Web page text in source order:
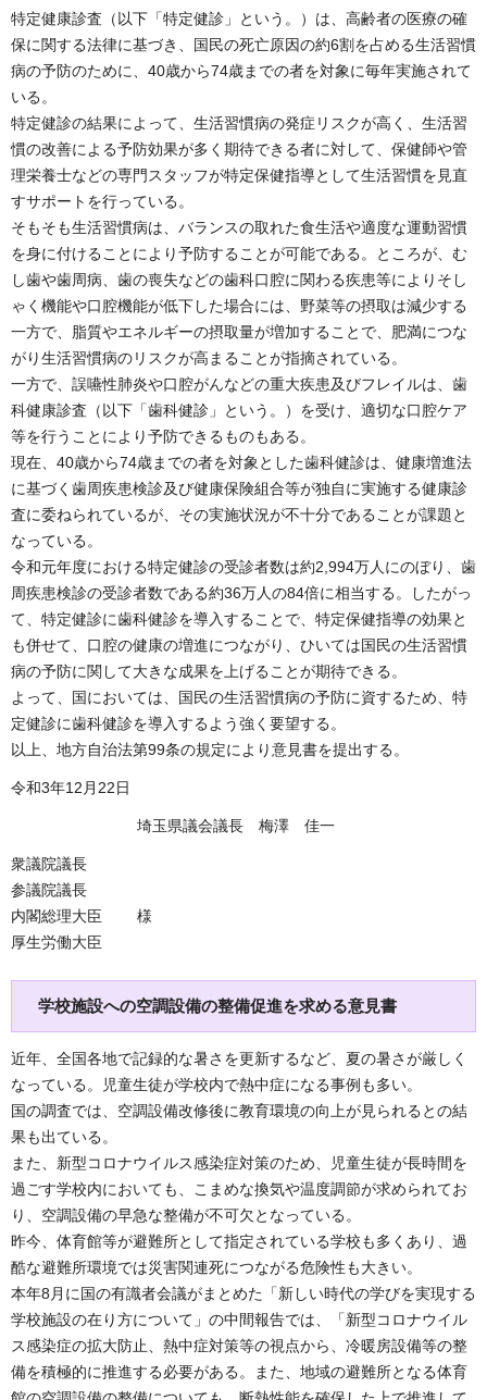
特定健康診査（以下「特定健診」という。）は、高齢者の医療の確
保に関する法律に基づき、国民の死亡原因の約6割を占める生活習慣
病の予防のために、40歳から74歳までの者を対象に毎年実施されて
いる。
特定健診の結果によって、生活習慣病の発症リスクが高く、生活習
慣の改善による予防効果が多く期待できる者に対して、保健師や管
理栄養士などの専門スタッフが特定保健指導として生活習慣を見直
すサポートを行っている。
そもそも生活習慣病は、バランスの取れた食生活や適度な運動習慣
を身に付けることにより予防することが可能である。ところが、む
し歯や歯周病、歯の喪失などの歯科口腔に関わる疾患等によりそし
ゃく機能や口腔機能が低下した場合には、野菜等の摂取は減少する
一方で、脂質やエネルギーの摂取量が増加することで、肥満につな
がり生活習慣病のリスクが高まることが指摘されている。
一方で、誤嚥性肺炎や口腔がんなどの重大疾患及びフレイルは、歯
科健康診査（以下「歯科健診」という。）を受け、適切な口腔ケア
等を行うことにより予防できるものもある。
現在、40歳から74歳までの者を対象とした歯科健診は、健康増進法
に基づく歯周疾患検診及び健康保険組合等が独自に実施する健康診
査に委ねられているが、その実施状況が不十分であることが課題と
なっている。
令和元年度における特定健診の受診者数は約2,994万人にのぼり、歯
周疾患検診の受診者数である約36万人の84倍に相当する。したがっ
て、特定健診に歯科健診を導入することで、特定保健指導の効果と
も併せて、口腔の健康の増進につながり、ひいては国民の生活習慣
病の予防に関して大きな成果を上げることが期待できる。
よって、国においては、国民の生活習慣病の予防に資するため、特
定健診に歯科健診を導入するよう強く要望する。
以上、地方自治法第99条の規定により意見書を提出する。
令和3年12月22日
埼玉県議会議長 梅澤 佳一
衆議院議長
参議院議長
内閣総理大臣 様
厚生労働大臣
学校施設への空調設備の整備促進を求める意見書
近年、全国各地で記録的な暑さを更新するなど、夏の暑さが厳しく
なっている。児童生徒が学校内で熱中症になる事例も多い。
国の調査では、空調設備改修後に教育環境の向上が見られるとの結
果も出ている。
また、新型コロナウイルス感染症対策のため、児童生徒が長時間を
過ごす学校内においても、こまめな換気や温度調節が求められてお
り、空調設備の早急な整備が不可欠となっている。
昨今、体育館等が避難所として指定されている学校も多くあり、過
酷な避難所環境では災害関連死につながる危険性も大きい。
本年8月に国の有識者会議がまとめた「新しい時代の学びを実現する
学校施設の在り方について」の中間報告では、「新型コロナウイル
ス感染症の拡大防止、熱中症対策等の視点から、冷暖房設備等の整
備を積極的に推進する必要がある。また、地域の避難所となる体育